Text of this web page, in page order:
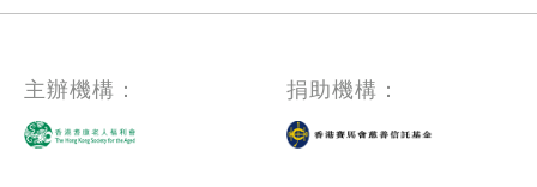
主辦機構： 捐助機構：